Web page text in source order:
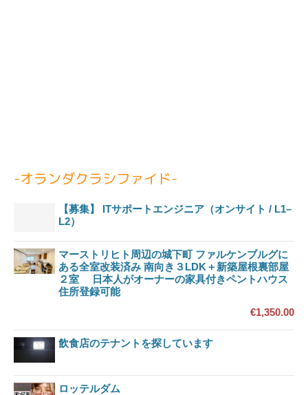
-オランダクラシファイド-
【募集】 ITサポートエンジニア（オンサイト / L1–
L2）
マーストリヒト周辺の城下町 ファルケンブルグに
ある全室改装済み 南向き３LDK＋新築屋根裏部屋
２室 日本人がオーナーの家具付きペントハウス
住所登録可能
€1,350.00
飲食店のテナントを探しています
ロッテルダム